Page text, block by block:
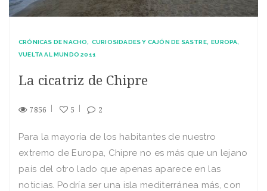
CRÓNICAS DE NACHO CURIOSIDADES Y CAJÓN DE SASTRE
EUROPA
VUELTA AL MUNDO 2011
La cicatriz de Chipre
7856 5 2
Para la mayoría de los habitantes de nuestro
extremo de Europa, Chipre no es más que un lejano
país del otro lado que apenas aparece en las
noticias. Podría ser una isla mediterránea más, con